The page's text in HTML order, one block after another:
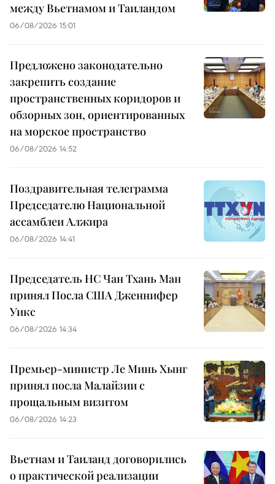
между Вьетнамом и Таиландом
06/08/2026 15:01
Предложено законодательно
закрепить создание
пространственных коридоров и
обзорных зон, ориентированных
на морское пространство
06/08/2026 14:52
Поздравительная телеграмма
Председателю Национальной
ассамблеи Алжира
06/08/2026 14:41
Председатель НС Чан Тхань Ман
принял Посла США Дженнифер
Уикс
06/08/2026 14:34
Премьер-министр Ле Минь Хынг
принял посла Малайзии с
прощальным визитом
06/08/2026 14:23
Вьетнам и Таиланд договорились
о практической реализации